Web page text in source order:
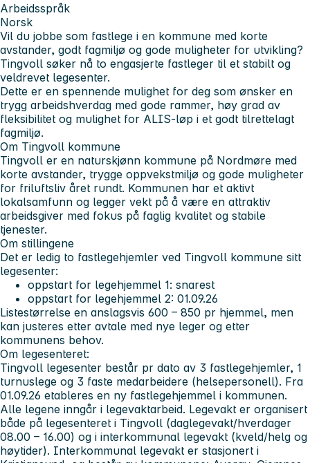
Arbeidsspråk
Norsk
Vil du jobbe som fastlege i en kommune med korte
avstander, godt fagmiljø og gode muligheter for utvikling?
Tingvoll søker nå to engasjerte fastleger til et stabilt og
veldrevet legesenter.
Dette er en spennende mulighet for deg som ønsker en
trygg arbeidshverdag med gode rammer, høy grad av
fleksibilitet og mulighet for ALIS-løp i et godt tilrettelagt
fagmiljø.
Om Tingvoll kommune
Tingvoll er en naturskjønn kommune på Nordmøre med
korte avstander, trygge oppvekstmiljø og gode muligheter
for friluftsliv året rundt. Kommunen har et aktivt
lokalsamfunn og legger vekt på å være en attraktiv
arbeidsgiver med fokus på faglig kvalitet og stabile
tjenester.
Om stillingene
Det er ledig to fastlegehjemler ved Tingvoll kommune sitt
legesenter:
oppstart for legehjemmel 1: snarest
oppstart for legehjemmel 2: 01.09.26
Listestørrelse en anslagsvis 600 – 850 pr hjemmel, men
kan justeres etter avtale med nye leger og etter
kommunens behov.
Om legesenteret:
Tingvoll legesenter består pr dato av 3 fastlegehjemler, 1
turnuslege og 3 faste medarbeidere (helsepersonell). Fra
01.09.26 etableres en ny fastlegehjemmel i kommunen.
Alle legene inngår i legevaktarbeid. Legevakt er organisert
både på legesenteret i Tingvoll (daglegevakt/hverdager
08.00 – 16.00) og i interkommunal legevakt (kveld/helg og
høytider). Interkommunal legevakt er stasjonert i